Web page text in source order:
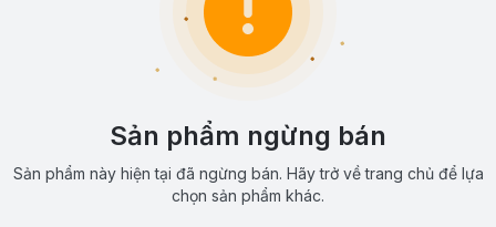
Sản phẩm ngừng bán
Sản phẩm này hiện tại đã ngừng bán. Hãy trở về trang chủ để lựa
chọn sản phẩm khác.